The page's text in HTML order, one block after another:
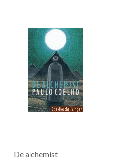
De alchemist